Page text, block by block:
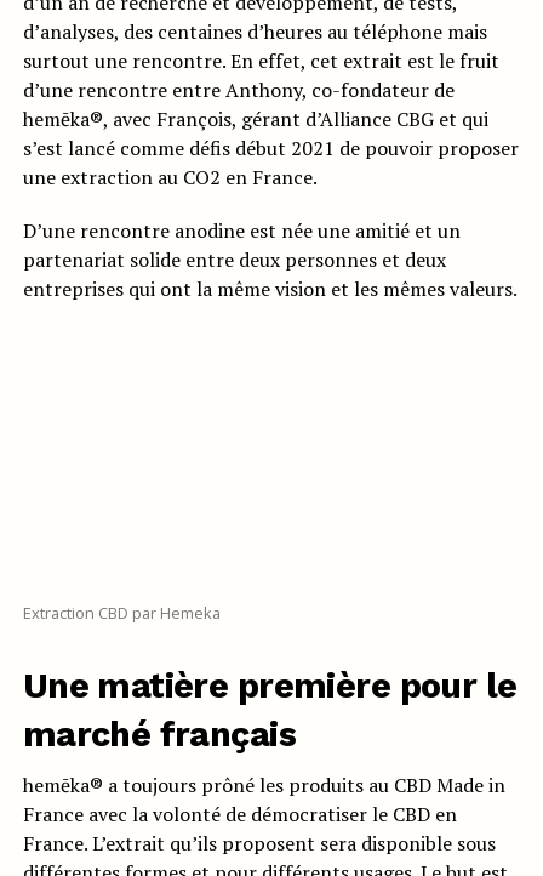
d’analyses, des centaines d’heures au téléphone mais
surtout une rencontre. En effet, cet extrait est le fruit
d’une rencontre entre Anthony, co-fondateur de
hemēka®, avec François, gérant d’Alliance CBG et qui
s’est lancé comme défis début 2021 de pouvoir proposer
une extraction au CO2 en France.
D’une rencontre anodine est née une amitié et un
partenariat solide entre deux personnes et deux
entreprises qui ont la même vision et les mêmes valeurs.
Extraction CBD par Hemeka
Une matière première pour le
marché français
hemēka® a toujours prôné les produits au CBD Made in
France avec la volonté de démocratiser le CBD en
France. L’extrait qu’ils proposent sera disponible sous